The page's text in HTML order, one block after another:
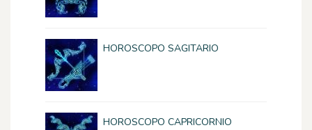
HOROSCOPO SAGITARIO
HOROSCOPO CAPRICORNIO